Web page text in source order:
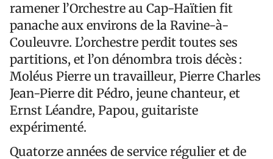
ramener l’Orchestre au Cap-Haïtien fit
panache aux environs de la Ravine-à-
Couleuvre. L’orchestre perdit toutes ses
partitions, et l’on dénombra trois décès :
Moléus Pierre un travailleur, Pierre Charles
Jean-Pierre dit Pédro, jeune chanteur, et
Ernst Léandre, Papou, guitariste
expérimenté.
Quatorze années de service régulier et de